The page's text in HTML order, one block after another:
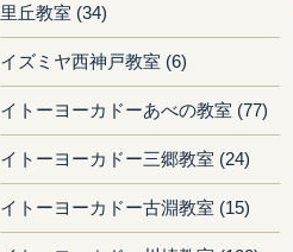
里丘教室 (34)
イズミヤ西神戸教室 (6)
イトーヨーカドーあべの教室 (77)
イトーヨーカドー三郷教室 (24)
イトーヨーカドー古淵教室 (15)